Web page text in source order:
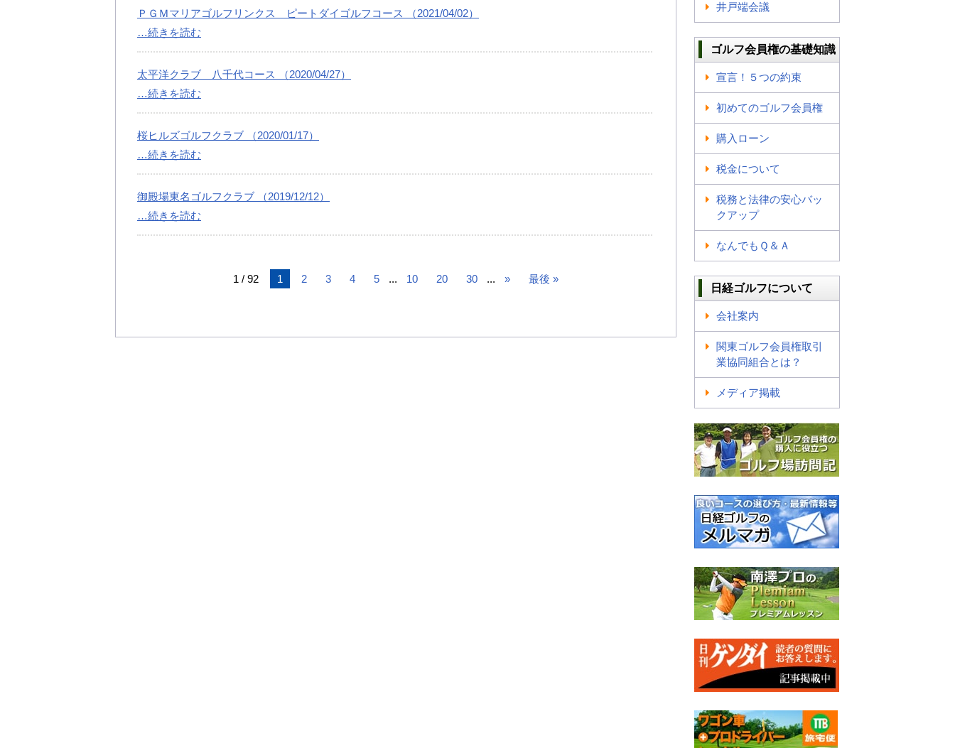
ＰＧＭマリアゴルフリンクス ピートダイゴルフコース （2021/04/02）
…続きを読む
太平洋クラブ 八千代コース （2020/04/27）
…続きを読む
桜ヒルズゴルフクラブ （2020/01/17）
…続きを読む
御殿場東名ゴルフクラブ （2019/12/12）
…続きを読む
1 / 92 1 2 3 4 5 ... 10 20 30 ... » 最後 »
井戸端会議
ゴルフ会員権の基礎知識
宣言！５つの約束
初めてのゴルフ会員権
購入ローン
税金について
税務と法律の安心バッ
クアップ
なんでもＱ＆Ａ
日経ゴルフについて
会社案内
関東ゴルフ会員権取引
業協同組合とは？
メディア掲載